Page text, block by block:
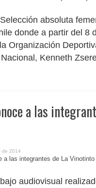
absoluta
donde a partir del 8
Organización
Kenneth
a las
de 2014
audiovisual